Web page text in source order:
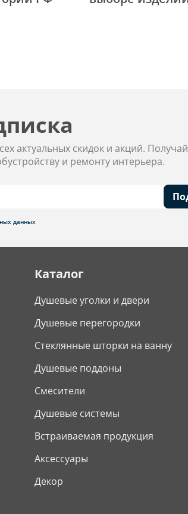
актуальных скидок и акций.
и ремонту интерьера.
данных
Каталог
Душевые уголки и двери
Душевые перегородки
Стеклянные шторки на ванну
Душевые поддоны
Смесители
Душевые системы
Встраиваемая продукция
Аксессуары
Декор